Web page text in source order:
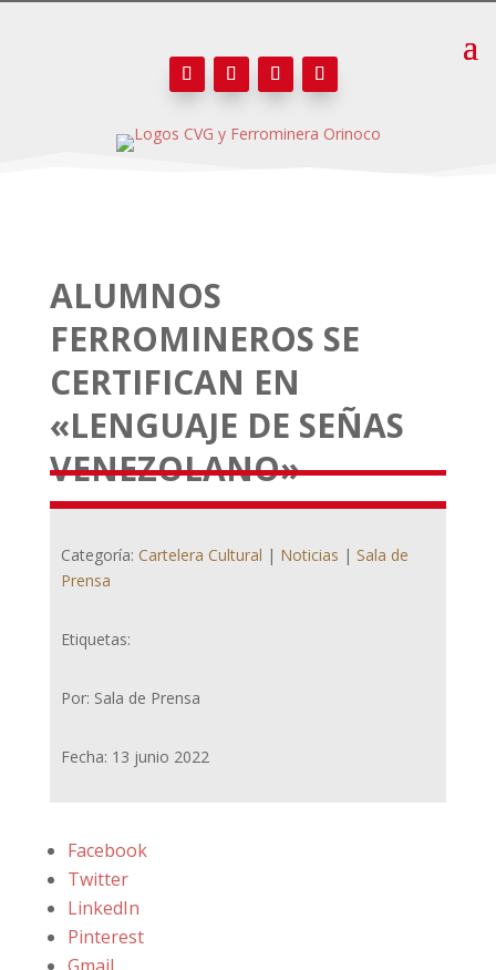
ALUMNOS
FERROMINEROS SE
CERTIFICAN EN
«LENGUAJE DE SEÑAS
VENEZOLANO»
Categoría: Cartelera Cultural | Noticias | Sala de
Prensa
Etiquetas:
Por: Sala de Prensa
Fecha: 13 junio 2022
Facebook
Twitter
LinkedIn
Pinterest